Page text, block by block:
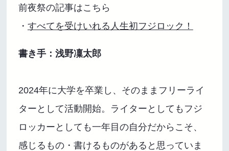
前夜祭の記事はこちら
・ すべてを受けいれる人生初フジロック！
書き手：浅野凜太郎
2024年に大学を卒業し、そのままフリーライ
ターとして活動開始。ライターとしてもフジ
ロッカーとしても一年目の自分だからこそ、
感じるもの・書けるものがあると思っていま